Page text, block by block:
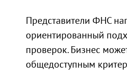
Представители ФНС
ориентированный
проверок. Бизнес
общедоступным